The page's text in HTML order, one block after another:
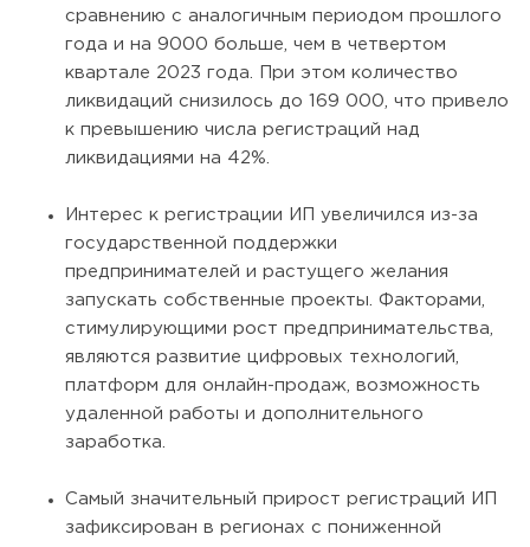
сравнению с аналогичным периодом прошлого
года и на 9000 больше, чем в четвертом
квартале 2023 года. При этом количество
ликвидаций снизилось до 169 000, что привело
к превышению числа регистраций над
ликвидациями на 42%.
Интерес к регистрации ИП увеличился из-за
государственной поддержки
предпринимателей и растущего желания
запускать собственные проекты. Факторами,
стимулирующими рост предпринимательства,
являются развитие цифровых технологий,
платформ для онлайн-продаж, возможность
удаленной работы и дополнительного
заработка.
Самый значительный прирост регистраций ИП
зафиксирован в регионах с пониженной